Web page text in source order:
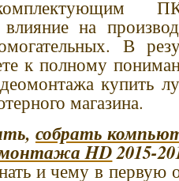
влияние на
В
к полному
купить
магазина.
собрать
HD2015-
и чему в первую